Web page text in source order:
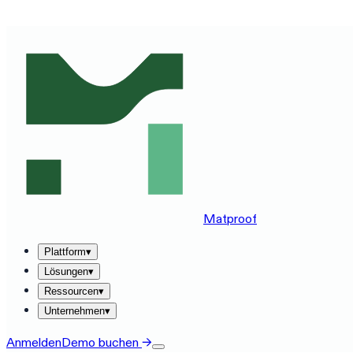
Matproof
Plattform▾
Lösungen▾
Ressourcen▾
Unternehmen▾
AnmeldenDemo buchen →